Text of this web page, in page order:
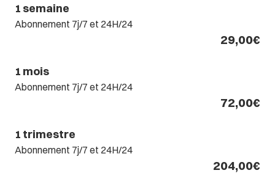
1 semaine
Abonnement 7j/7 et 24H/24
29,00€
1 mois
Abonnement 7j/7 et 24H/24
72,00€
1 trimestre
Abonnement 7j/7 et 24H/24
204,00€